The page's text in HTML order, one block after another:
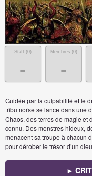
Staff (0)
-
Membres (0)
-
Guidée par la culpabilité et le
tribu norse se lance dans une
Chaos, des terres de magie et
connu. Des monstres hideux,
menacent sa troupe à chacun
pour dérober le trésor d’un
►